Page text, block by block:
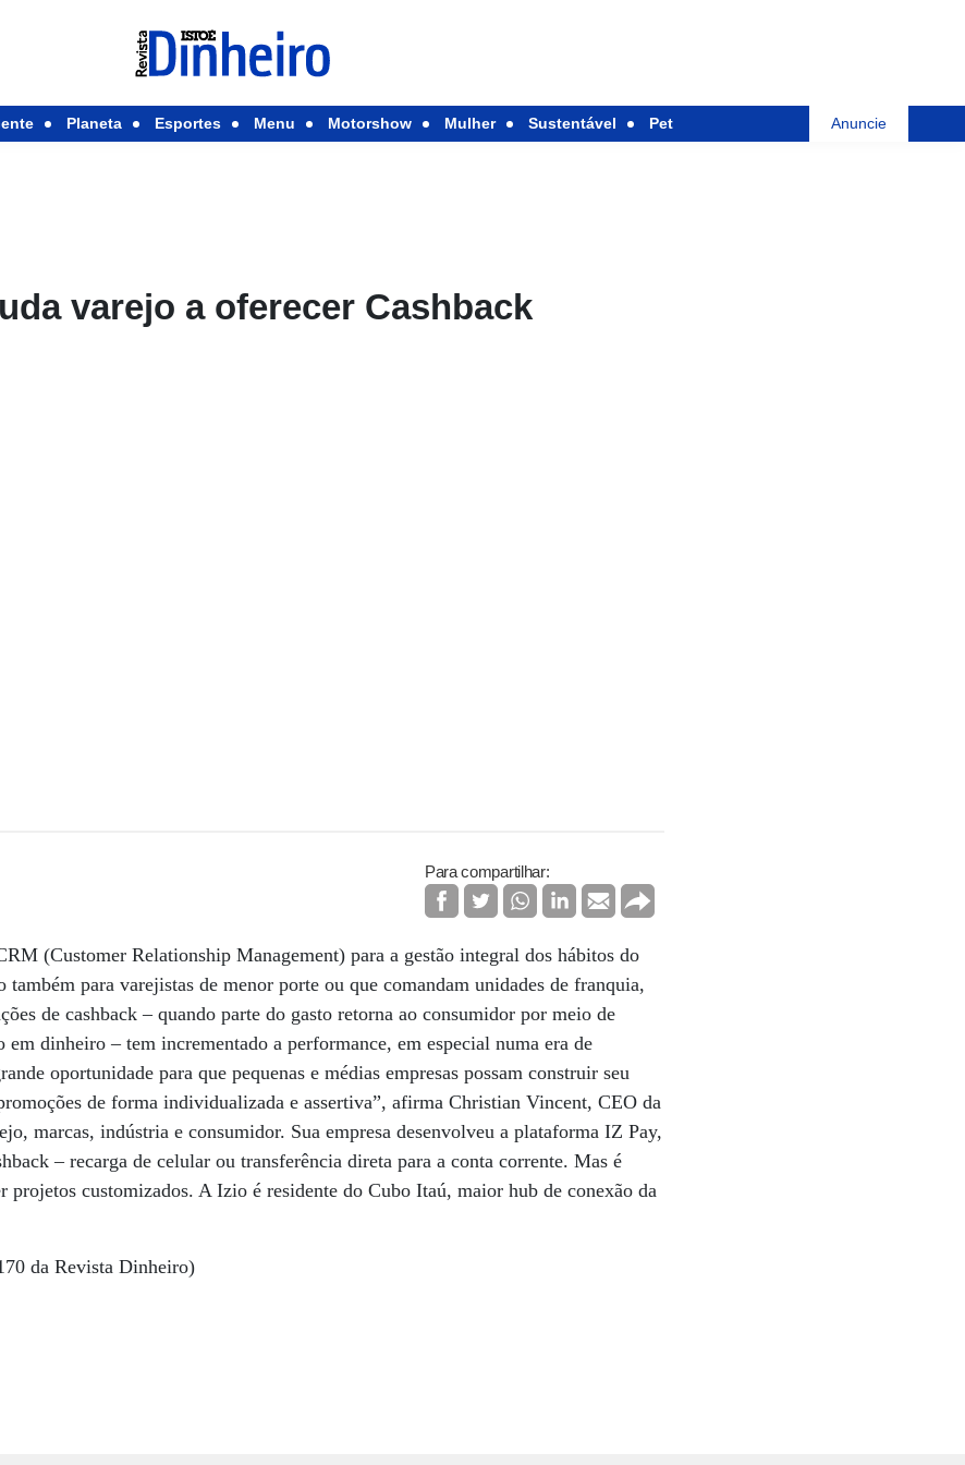
Planeta Esportes Menu Motorshow Mulher Sustentável Pet Anuncie
varejo a oferecer Cashback
Para compartilhar:
(Customer Relationship Management) para a gestão integral dos hábitos do
também para varejistas de menor porte ou que comandam unidades de franquia,
de cashback – quando parte do gasto retorna ao consumidor por meio de
em dinheiro – tem incrementado a performance, em especial numa era de
oportunidade para que pequenas e médias empresas possam construir seu
de forma individualizada e assertiva”, afirma Christian Vincent, CEO da
marcas, indústria e consumidor. Sua empresa desenvolveu a plataforma IZ Pay,
– recarga de celular ou transferência direta para a conta corrente. Mas é
projetos customizados. A Izio é residente do Cubo Itaú, maior hub de conexão da
da Revista Dinheiro)